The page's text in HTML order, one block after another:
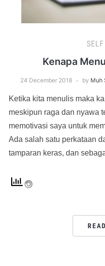
Kenapa
24 December 2018 by Muh
Ketika kita menulis maka
meskipun raga dan nyawa
memotivasi saya untuk
Ada salah satu perkataan
tamparan keras, dan